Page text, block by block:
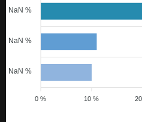
NaN %
NaN %
NaN %
10 %
0 %